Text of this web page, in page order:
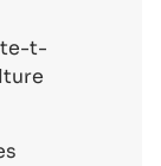
t-